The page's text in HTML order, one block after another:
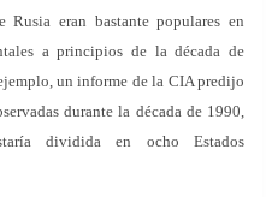
Rusia eran bastante populares en
a principios de la década de
un informe de la CIA predijo
durante la década de 1990,
dividida en ocho Estados